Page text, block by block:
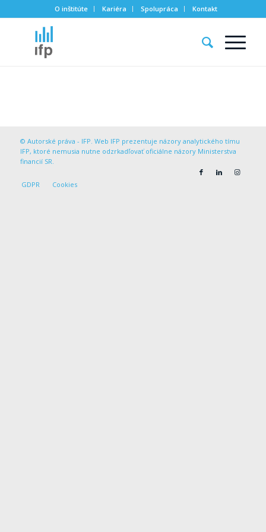
O inštitúte Kariéra Spolupráca Kontakt
© Autorské práva - IFP. Web IFP prezentuje názory analytického tímu
IFP, ktoré nemusia nutne odzrkadľovať oficiálne názory Ministerstva
financií SR.
GDPR Cookies